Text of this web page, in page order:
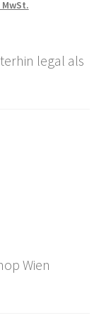
legal als
Wien